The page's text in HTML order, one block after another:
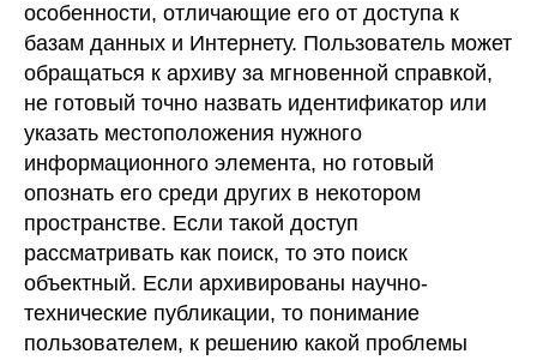
особенности, отличающие его от доступа к
базам данных и Интернету. Пользователь может
обращаться к архиву за мгновенной справкой,
не готовый точно назвать идентификатор или
указать местоположения нужного
информационного элемента, но готовый
опознать его среди других в некотором
пространстве. Если такой доступ
рассматривать как поиск, то это поиск
объектный. Если архивированы научно-
технические публикации, то понимание
пользователем, к решению какой проблемы